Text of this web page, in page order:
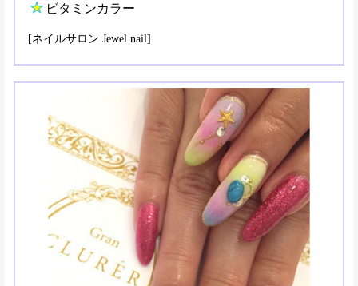
ビタミンカラー
[ネイルサロン Jewel nail]